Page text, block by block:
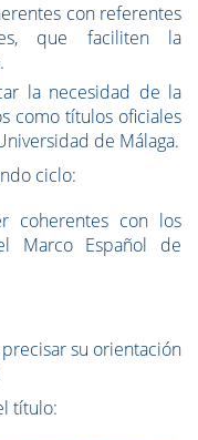
con referentes
que faciliten la
la necesidad de la
como títulos oficiales
de Málaga.
ciclo:
coherentes con los
Marco Español de
su orientación
título: